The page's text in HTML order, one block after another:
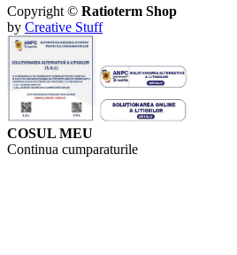
Copyright © Ratioterm Shop
by Creative Stuff
COSUL MEU
Continua cumparaturile